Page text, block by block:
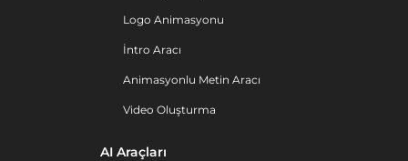
Logo Animasyonu
İntro Aracı
Animasyonlu Metin Aracı
Video Oluşturma
AI Araçları